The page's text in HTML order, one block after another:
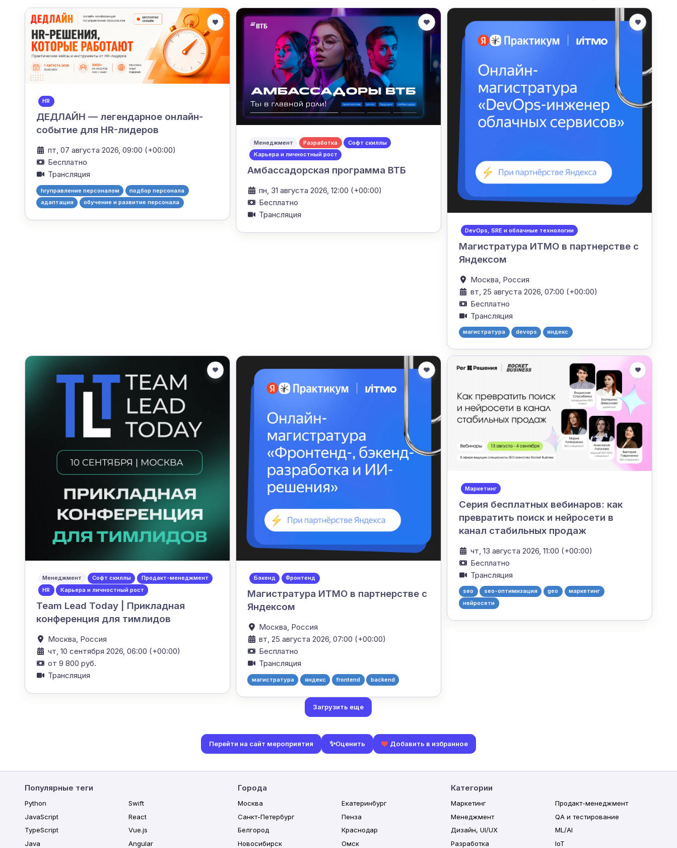
HR
ДЕДЛАЙН — легендарное онлайн-
событие для HR-лидеров
пт, 07 августа 2026, 09:00 (+00:00)
Бесплатно
Трансляция
hrуправление персоналом
подбор персонала
адаптация
обучение и развитие персонала
Менеджмент Разработка
Софт скиллы
Карьера и личностный рост
Амбассадорская программа ВТБ
пн, 31 августа 2026, 12:00 (+00:00)
Бесплатно
Трансляция
DevOps, SRE и облачные технологии
Магистратура ИТМО в партнерстве с
Яндексом
Москва, Россия
вт, 25 августа 2026, 07:00 (+00:00)
Бесплатно
Трансляция
магистратура devops яндекс
Менеджмент Софт скиллы
Продакт-менеджмент
HR
Карьера и личностный рост
Team Lead Today | Прикладная
конференция для тимлидов
Москва, Россия
чт, 10 сентября 2026, 06:00 (+00:00)
от 9 800 руб.
Трансляция
Бэкенд Фронтенд
Магистратура ИТМО в партнерстве с
Яндексом
Москва, Россия
вт, 25 августа 2026, 07:00 (+00:00)
Бесплатно
Трансляция
магистратура яндекс frontend backend
Маркетинг
Серия бесплатных вебинаров: как
превратить поиск и нейросети в
канал стабильных продаж
чт, 13 августа 2026, 11:00 (+00:00)
Бесплатно
Трансляция
seo seo-оптимизация geo
маркетинг
нейросети
Загрузить еще
Перейти на сайт мероприятия ✨Оценить Добавить в избранное
Популярные теги
Python
JavaScript
TypeScript
Java
Swift
React
Vue.js
Angular
Города
Москва
Санкт-Петербург
Белгород
Новосибирск
Екатеринбург
Пенза
Краснодар
Омск
Категории
Маркетинг
Менеджмент
Дизайн, UI/UX
Разработка
Продакт-менеджмент
QA и тестирование
ML/AI
IoT